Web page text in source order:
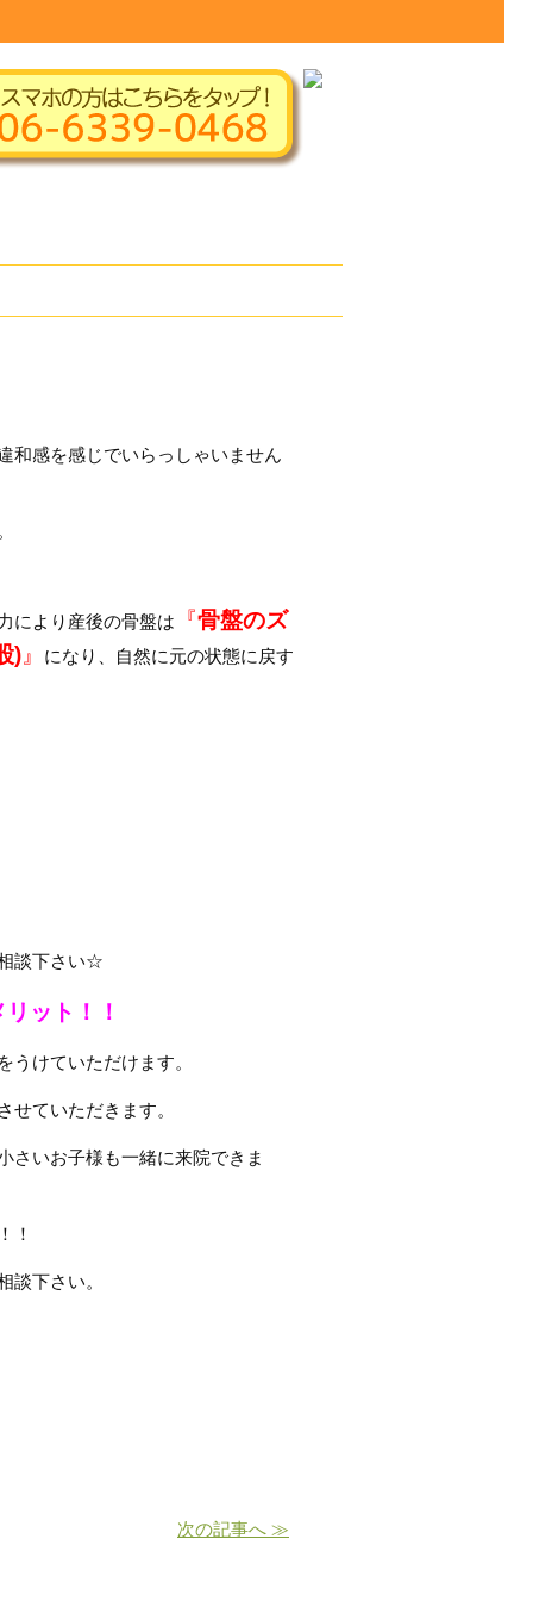
和感を感じでいらっしゃいません
により産後の骨盤は 『骨盤のズ
) 』
になり、自然に元の状態に戻す
談下さい☆
ット！！
けていただけます。
ていただきます。
さいお子様も一緒に来院できま
！
談下さい。
次の記事へ ≫